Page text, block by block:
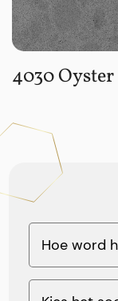
4030 Oyster